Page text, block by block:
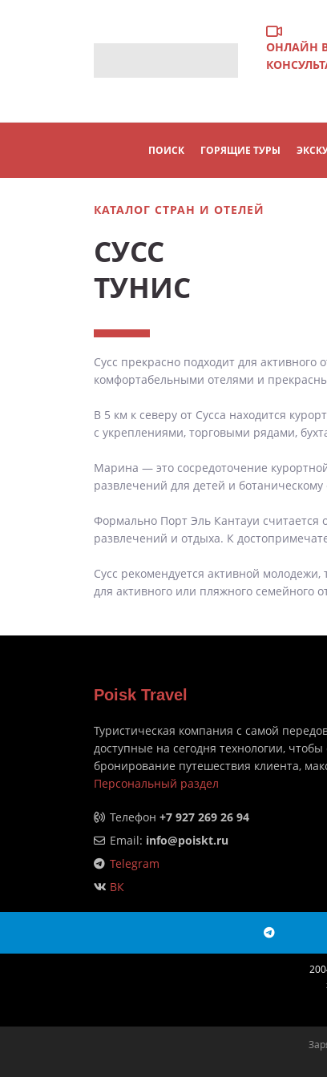
ОНЛАЙН
ПОИСК ГОРЯЩИЕ ТУРЫ
КАТАЛОГ СТРАН И ОТЕЛЕЙ
СУСС
ТУНИС
Сусс прекрасно подходит для
комфортабельными отелями и
В 5 км к северу от Сусcа находится
с укреплениями, торговыми рядами,
Марина — это сосредоточение
развлечений для детей и ботаническому
Формально Порт Эль Кантауи считается
развлечений и отдыха. К
Сусс рекомендуется активной
для активного или пляжного семейного
Poisk Travel
Туристическая компания с самой
доступные на сегодня технологии,
бронирование путешествия клиента,
Персональный раздел
Телефон +7 927 269 26 94
Email: info@poiskt.ru
Telegram
ВК